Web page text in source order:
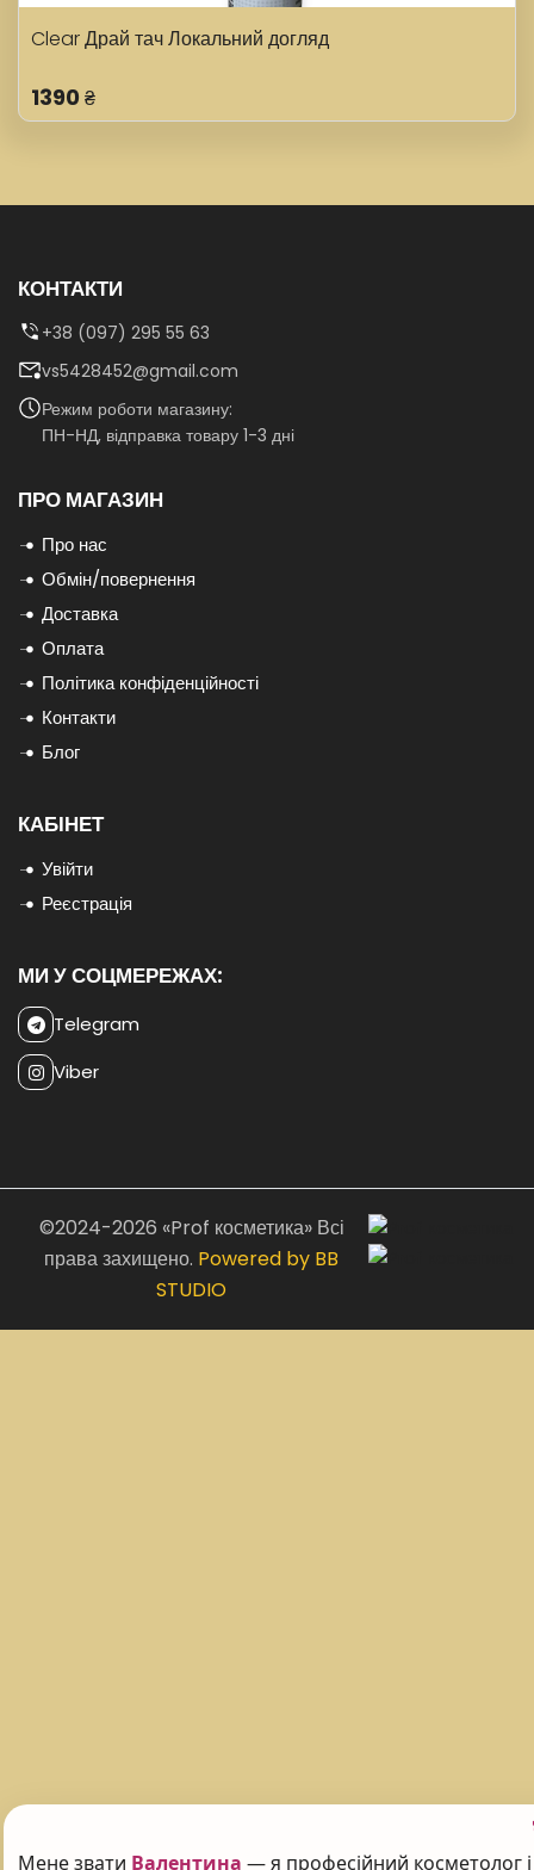
Clear Драй тач Локальний догляд
1390 ₴
КОНТАКТИ
+38 (097) 295 55 63
vs5428452@gmail.com
Режим роботи магазину:
ПН-НД, відправка товару 1-3 дні
ПРО МАГАЗИН
Про нас
Обмін/повернення
Доставка
Оплата
Політика конфіденційності
Контакти
Блог
КАБІНЕТ
Увійти
Реєстрація
МИ У СОЦМЕРЕЖАХ:
Telegram
Viber
©2024-2026 «Prof косметика» Всі
права захищено. Powered by BB
STUDIO
Мене звати Валентина — я професійний косметолог